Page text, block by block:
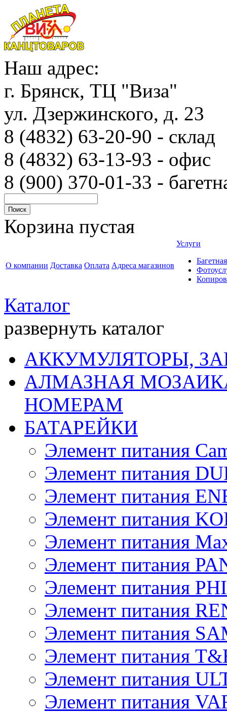
Наш адрес:
г. Брянск, ТЦ "Виза"
ул. Дзержинского, д. 23
8 (4832) 63-20-90 -
8 (4832) 63-13-93 - офис
8 (900) 370-01-33 -
Корзина пустая
О компании Доставка Оплата Адреса магазинов
Услуги
Каталог
развернуть каталог
АККУМУЛЯТОРЫ,
АЛМАЗНАЯ
НОМЕРАМ
БАТАРЕЙКИ
Элемент питания
Элемент питания
Элемент питания
Элемент питания
Элемент питания
Элемент питания
Элемент питания
Элемент питания
Элемент питания
Элемент питания
Элемент питания
Элемент питания